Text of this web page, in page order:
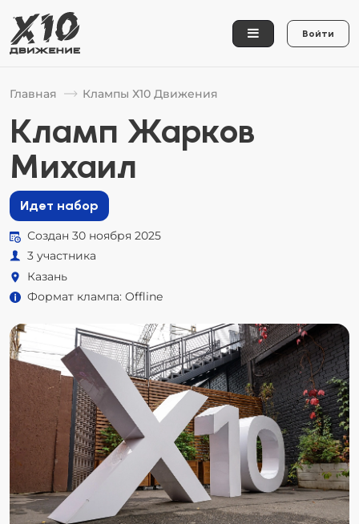
Войти
Главная Клампы Х10 Движения
Кламп Жарков
Михаил
Идет набор
Создан 30 ноября 2025
3 участника
Казань
Формат клампа: Offline